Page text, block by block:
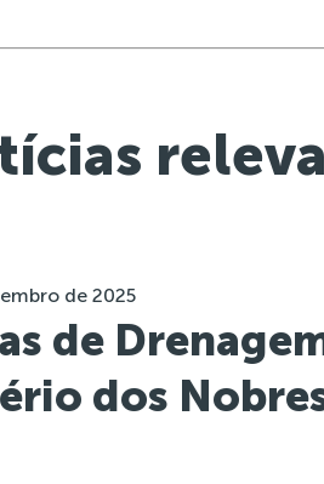
de 2025
de
dos